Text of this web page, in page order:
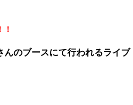
んのブースにて行われるライブ